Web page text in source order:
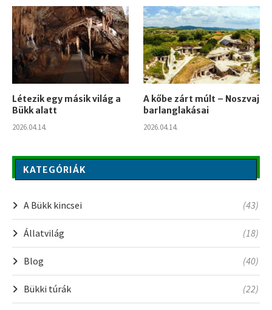
Létezik egy másik világ a
Bükk alatt
2026.04.14.
A kőbe zárt múlt – Noszvaj
barlanglakásai
2026.04.14.
KATEGÓRIÁK
A Bükk kincsei (43)
Állatvilág (18)
Blog (40)
Bükki túrák (22)